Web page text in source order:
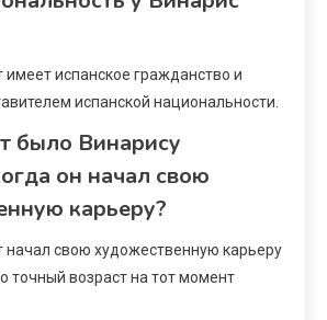
имеет испанское гражданство и
испанской национальности.
было Винарису
он начал свою
карьеру?
начал свою художественную карьеру
точный возраст на тот момент